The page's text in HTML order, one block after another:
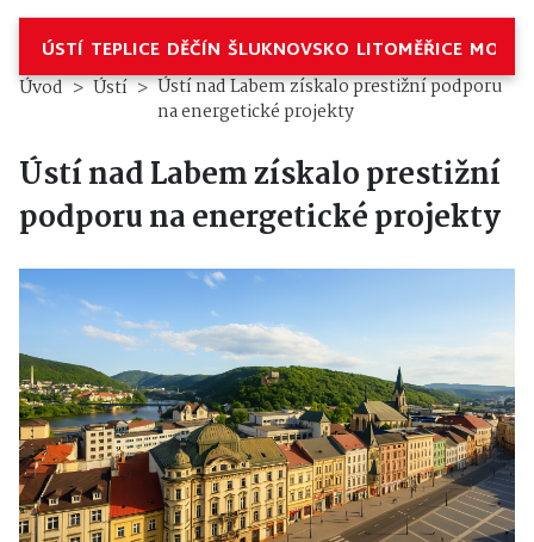
ÚSTÍ TEPLICE DĚČÍN ŠLUKNOVSKO LITOMĚŘICE
Úvod Ústí
Ústí nad Labem získalo prestižní podporu
na energetické projekty
Ústí nad Labem získalo prestižní
podporu na energetické projekty